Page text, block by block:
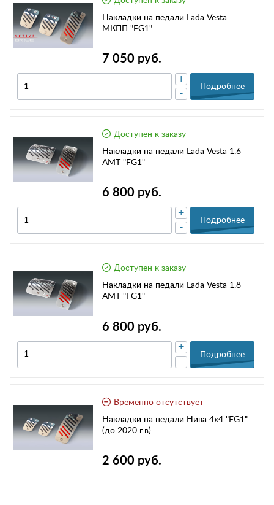
Накладки на педали Lada Vesta
МКПП "FG1"
7 050 руб.
-
+
Подробнее
Доступен к заказу
Накладки на педали Lada Vesta 1.6
AMT "FG1"
6 800 руб.
-
+
Подробнее
Доступен к заказу
Накладки на педали Lada Vesta 1.8
AMT "FG1"
6 800 руб.
-
+
Подробнее
Временно отсутствует
Накладки на педали Нива 4х4 "FG1"
(до 2020 г.в)
2 600 руб.